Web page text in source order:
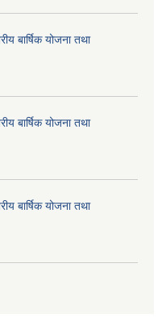
बार्षिक योजना तथा
बार्षिक योजना तथा
बार्षिक योजना तथा